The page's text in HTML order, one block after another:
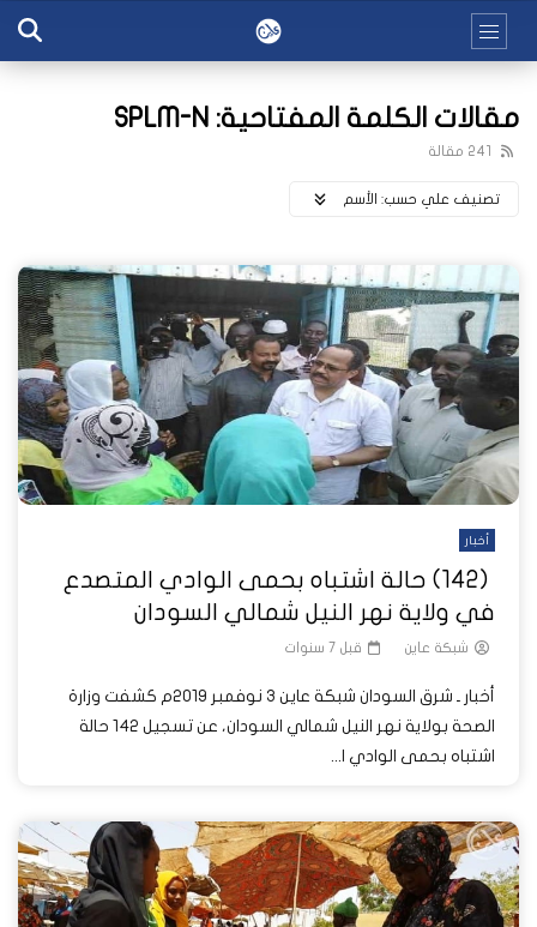
مقالات الكلمة المفتاحية: SPLM-N
241 مقالة
تصنيف علي حسب: اﻷسم
أخبار
(142) حالة اشتباه بحمى الوادي المتصدع
في ولاية نهر النيل شمالي السودان
شبكة عاين قبل 7 سنوات
أخبار ـ شرق السودان شبكة عاين 3 نوفمبر 2019م كشفت وزارة
الصحة بولاية نهر النيل شمالي السودان، عن تسجيل 142 حالة
اشتباه بحمى الوادي ا...